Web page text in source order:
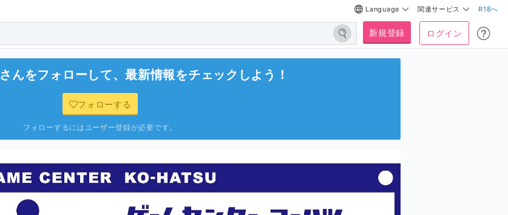
Language 関連サービス R18へ
新規登録 ログイン
さんをフォローして、最新情報をチェックしよう！
フォローする
フォローするにはユーザー登録が必要です。